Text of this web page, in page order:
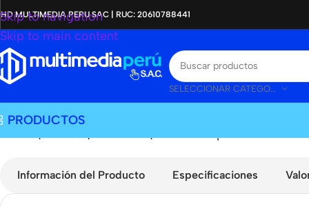
Skip to navigation
Skip to main content
HD MULTIMEDIA PERU SAC | RUC: 20610788441
SELECCIONAR CATEGORÍA
PRODUCTOS
Home | Tienda | Genérico |Cable Adaptador PoE
Información del Producto Especificaciones